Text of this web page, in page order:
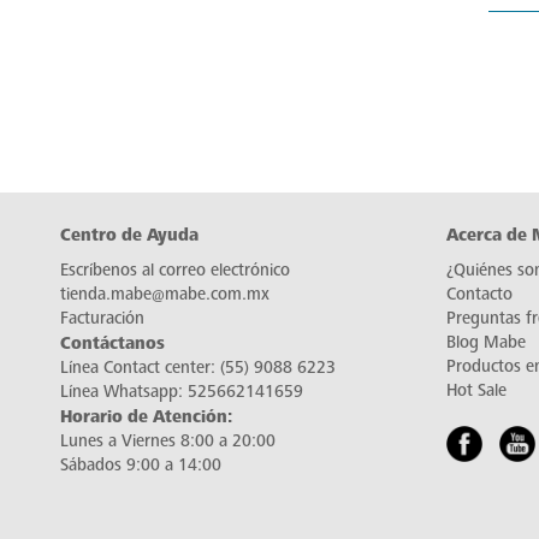
Centro de Ayuda
Escríbenos al correo electrónico
tienda.mabe@mabe.com.mx
Facturación
Contáctanos
Línea Contact center: (55) 9088 6223
Línea Whatsapp: 525662141659
Horario de Atención:
Lunes a Viernes 8:00 a 20:00
Sábados 9:00 a 14:00
Acerca de
¿Quiénes
Contacto
Preguntas
Blog Mabe
Productos
Hot Sale